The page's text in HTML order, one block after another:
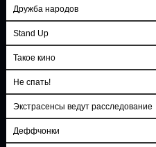
Дружба народов
Stand Up
Такое кино
Не спать!
Экстрасенсы ведут расследование
Деффчонки